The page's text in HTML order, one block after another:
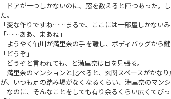
ドアが一つしかないのに、窓を数えると四つあった。
た。
「変な作りですね……まるで、ここには一部屋しかない
「……ああ、まあね」
ようやく仙川が満里奈の手を離し、ボディバッグから鍵
「どうぞ」
どうぞと言われても、と満里奈は目を見張る。
満里奈のマンションと比べると、玄関スペースがかな
が、いつも足の踏み場がなくなるくらい、満里奈のマンシ
なのに、そんなことをしても有り余るくらい広くてびっ